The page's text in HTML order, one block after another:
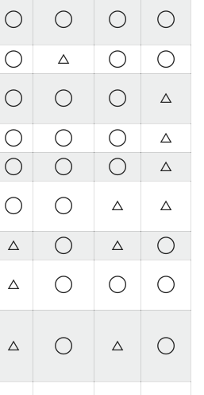
◯ ◯ ◯ ◯
◯ △ ◯
◯
◯ ◯ ◯ △
◯ ◯ ◯
△
◯ ◯ ◯
△
◯ ◯ △ △
△ ◯ △
◯
△ ◯ ◯ ◯
△ ◯ △ ◯